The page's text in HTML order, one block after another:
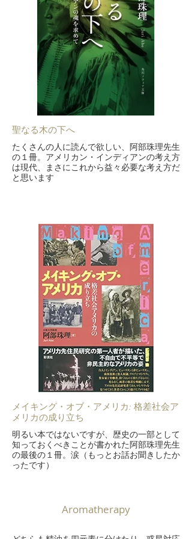
聖なる木の下へ
たくさんの人に読んで欲しい、阿部珠理先生
の１冊。アメリカン・インディアンの考え方
は現代、まさにこれから益々必要な考え方だ
と思います
メイキング・オブ・アメリカ: 格差社会ア
メリカの成り立ち
明るい本ではないですが、歴史の一部として
知っておくべきことが書かれた阿部珠理先生
の最後の１冊。涙（もっとお話お聞きしたか
ったです）
Aromatherapy